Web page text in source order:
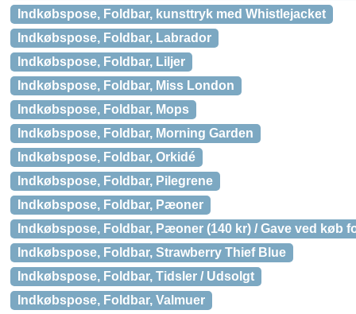
Indkøbspose, Foldbar, kunsttryk med Whistlejacket
Indkøbspose, Foldbar, Labrador
Indkøbspose, Foldbar, Liljer
Indkøbspose, Foldbar, Miss London
Indkøbspose, Foldbar, Mops
Indkøbspose, Foldbar, Morning Garden
Indkøbspose, Foldbar, Orkidé
Indkøbspose, Foldbar, Pilegrene
Indkøbspose, Foldbar, Pæoner
Indkøbspose, Foldbar, Pæoner (140 kr) / Gave ved køb
Indkøbspose, Foldbar, Strawberry Thief Blue
Indkøbspose, Foldbar, Tidsler / Udsolgt
Indkøbspose, Foldbar, Valmuer